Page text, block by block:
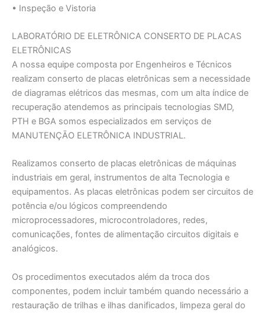
• Inspeção e Vistoria
LABORATÓRIO DE ELETRÔNICA CONSERTO DE PLACAS
ELETRÔNICAS
A nossa equipe composta por Engenheiros e Técnicos
realizam conserto de placas eletrônicas sem a necessidade
de diagramas elétricos das mesmas, com um alta índice de
recuperação atendemos as principais tecnologias SMD,
PTH e BGA somos especializados em serviços de
MANUTENÇĀO ELETRÔNICA INDUSTRIAL.
Realizamos conserto de placas eletrônicas de máquinas
industriais em geral, instrumentos de alta Tecnologia e
equipamentos. As placas eletrônicas podem ser circuitos de
potência e/ou lógicos compreendendo
microprocessadores, microcontroladores, redes,
comunicações, fontes de alimentação circuitos digitais e
analógicos.
Os procedimentos executados além da troca dos
componentes, podem incluir também quando necessário a
restauração de trilhas e ilhas danificados, limpeza geral do